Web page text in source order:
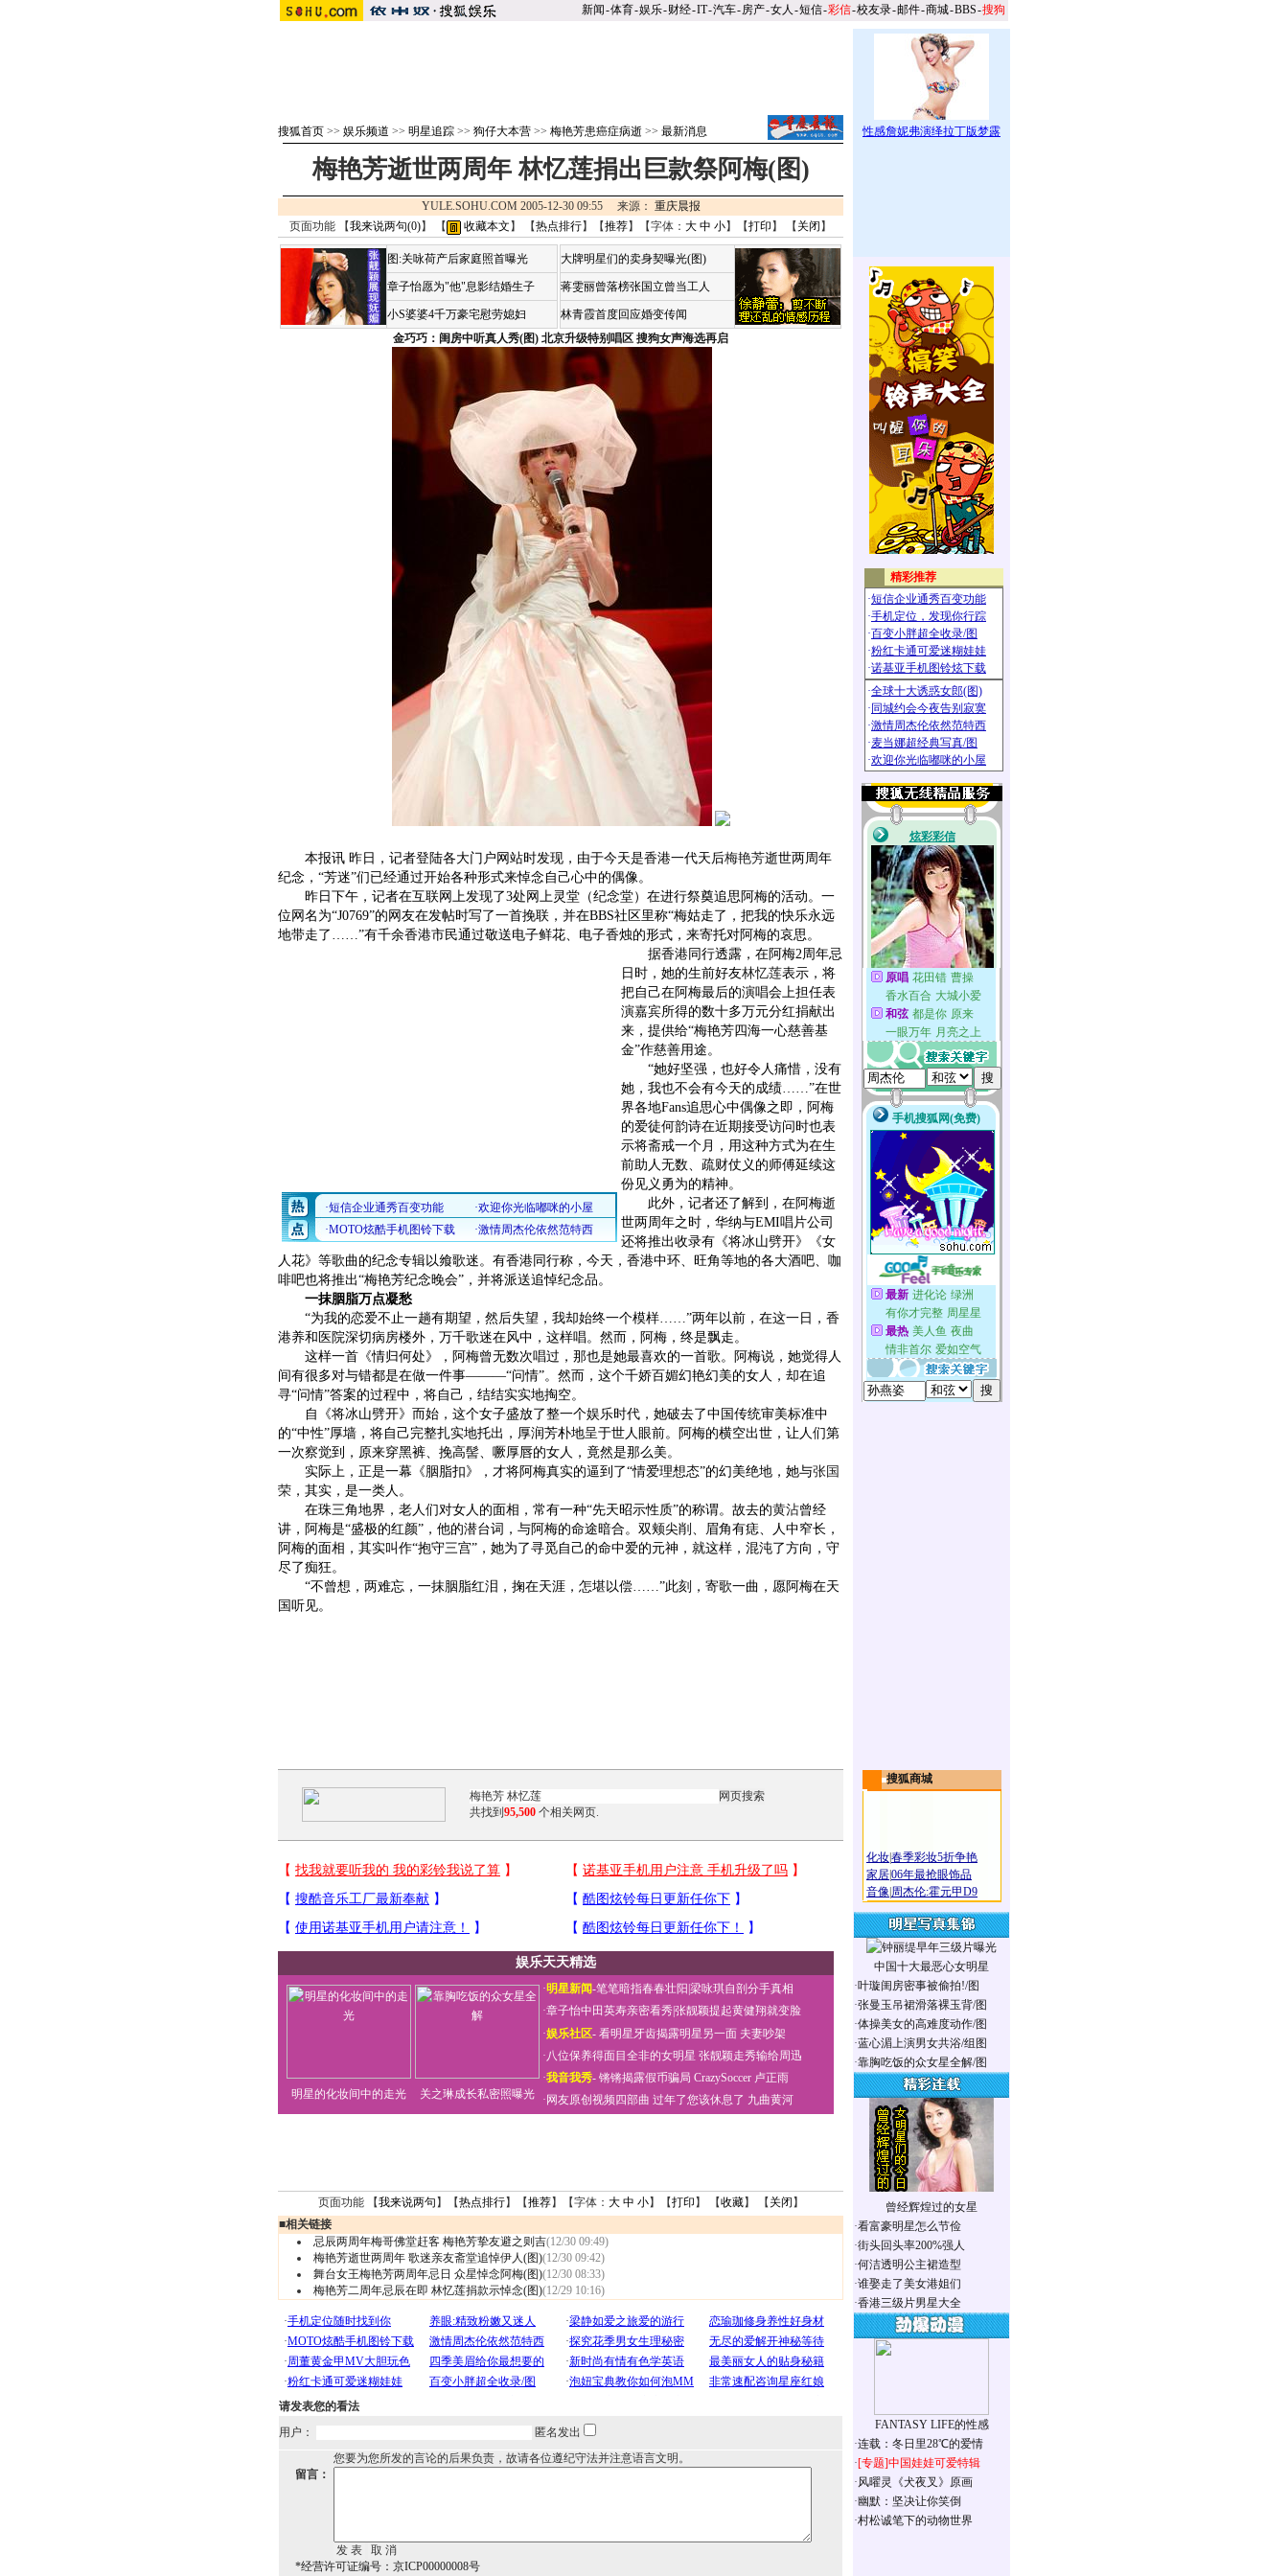
新闻-体育-娱乐-财经-IT-汽车-房产-女人 -短信-彩信-校友录-邮件-商城-BBS-搜狗
搜狐首页 >> 娱乐频道 >> 明星追踪 >> 狗仔大本营 >> 梅艳芳患癌症病逝 >> 最新消息
梅艳芳逝世两周年 林忆莲捐出巨款祭阿梅(图)
YULE.SOHU.COM 2005-12-30 09:55 来源： 重庆晨报
页面功能 【我来说两句(0)】 【 收藏本文 】 【热点排行】【推荐】【字体： 大 中 小】【打印 】 【 关闭 】
图:关咏荷产后家庭照首曝光
章子怡愿为"他"息影结婚生子
小S婆婆4千万豪宅慰劳媳妇
大牌明星们的卖身契曝光(图)
蒋雯丽曾落榜张国立曾当工人
林青霞首度回应婚变传闻
金巧巧：闺房中听真人秀(图) 北京升级特别唱区 搜狗女声海选再启
本报讯 昨日，记者登陆各大门户网站时发现，由于今天是香港一代天后梅艳芳逝世两周年
纪念，“芳迷”们已经通过开始各种形式来悼念自己心中的偶像。
昨日下午，记者在互联网上发现了3处网上灵堂（纪念堂）在进行祭奠追思阿梅的活动。一
位网名为“J0769”的网友在发帖时写了一首挽联，并在BBS社区里称“梅姑走了，把我的快乐永远
地带走了……”有千余香港市民通过敬送电子鲜花、电子香烛的形式，来寄托对阿梅的哀思。
据香港同行透露，在阿梅2周年忌
日时，她的生前好友林忆莲表示，将
把自己在阿梅最后的演唱会上担任表
演嘉宾所得的数十多万元分红捐献出
来，提供给“梅艳芳四海一心慈善基
金”作慈善用途。
“她好坚强，也好令人痛惜，没有
她，我也不会有今天的成绩……”在世
界各地Fans追思心中偶像之即，阿梅
的爱徒何韵诗在近期接受访问时也表
示将斋戒一个月，用这种方式为在生
前助人无数、疏财仗义的师傅延续这
份见义勇为的精神。
此外，记者还了解到，在阿梅逝
世两周年之时，华纳与EMI唱片公司
还将推出收录有《将冰山劈开》《女
人花》等歌曲的纪念专辑以飨歌迷。有香港同行称，今天，香港中环、旺角等地的各大酒吧、咖
啡吧也将推出“梅艳芳纪念晚会”，并将派送追悼纪念品。
一抹胭脂万点凝愁
“为我的恋爱不止一趟有期望，然后失望，我却始终一个模样……”两年以前，在这一日，香
港养和医院深切病房楼外，万千歌迷在风中，这样唱。然而，阿梅，终是飘走。
这样一首《情归何处》，阿梅曾无数次唱过，那也是她最喜欢的一首歌。阿梅说，她觉得人
间有很多对与错都是在做一件事———“问情”。然而，这个千娇百媚幻艳幻美的女人，却在追
寻“问情”答案的过程中，将自己，结结实实地掏空。
自《将冰山劈开》而始，这个女子盛放了整一个娱乐时代，她破去了中国传统审美标准中
的“中性”厚墙，将自己完整扎实地托出，厚润芳朴地呈于世人眼前。阿梅的横空出世，让人们第
一次察觉到，原来穿黑裤、挽高髻、噘厚唇的女人，竟然是那么美。
实际上，正是一幕《胭脂扣》，才将阿梅真实的逼到了“情爱理想态”的幻美绝地，她与张国
荣 ，其实，是一类人。
在珠三角地界，老人们对女人的面相，常有一种“先天昭示性质”的称谓。故去的黄沾曾经
讲，阿梅是“盛极的红颜”，他的潜台词，与阿梅的命途暗合。双颊尖削、眉角有痣、人中窄长，
阿梅的面相，其实叫作“抱守三宫”，她为了寻觅自己的命中爱的元神，就这样，混沌了方向，守
尽了痴狂。
“不曾想，两难忘，一抹胭脂红泪，掬在天涯，怎堪以偿……”此刻，寄歌一曲，愿阿梅在天
国听见。
共找到 95,500 个相关网页.
娱乐天天精选
明星的化妆间中的走光 关之琳成长私密照曝光
·明星新闻-笔笔暗指春春壮阳 梁咏琪自剖分手真相
·章子怡中田英寿亲密看秀张靓颖提起黄健翔就变脸
·娱乐社区- 看明星牙齿揭露明星另一面 夫妻吵架
·八位保养得面目全非的女明星 张靓颖走秀输给周迅
·我音我秀- 锵锵揭露假币骗局 CrazySoccer 卢正雨
· 网友原创视频四部曲 过年了您该休息了 九曲黄河
页面功能 【我来说两句 】【热点排行】【推荐】【字体： 大 中 小】【打印 】 【收藏】 【 关闭 】
■相关链接
忌辰两周年梅哥佛堂赶客 梅艳芳挚友避之则吉(12/30 09:49)
梅艳芳逝世两周年 歌迷亲友斋堂追悼伊人(图)(12/30 09:42)
舞台女王梅艳芳两周年忌日 众星悼念阿梅(图)(12/30 08:33)
梅艳芳二周年忌辰在即 林忆莲捐款示悼念(图)(12/29 10:16)
请发表您的看法
用户：
匿名发出
您要为您所发的言论的后果负责，故请各位遵纪守法并注意语言文明。
留言：
*经营许可证编号：京ICP00000008号
搜狐商城
化妆春季彩妆5折争艳
家居06年最抢眼饰品
音像 周杰伦:霍元甲D9
中国十大最恶心女明星
·叶璇闺房密事被偷拍!/图
·张曼玉吊裙滑落裸玉背/图
·体操美女的高难度动作/图
·蓝心湄上演男女共浴/组图
·靠胸吃饭的众女星全解/图
曾经辉煌过的女星
·看富豪明星怎么节俭
·街头回头率200%强人
·何洁透明公主裙造型
·谁娶走了美女港姐们
·香港三级片男星大全
FANTASY LIFE的性感
·连载：冬日里28℃的爱情
·[专题]中国娃娃可爱特辑
·风曜灵《犬夜叉》原画
·幽默：坚决让你笑倒
·村松诚笔下的动物世界